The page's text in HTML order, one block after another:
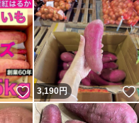
いいね！
3,190円